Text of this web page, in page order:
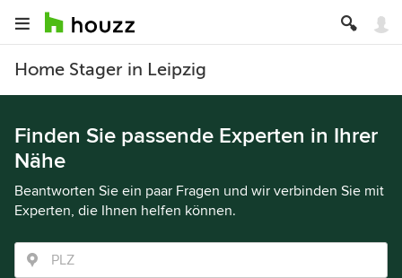
Home Stager in Leipzig
Finden Sie passende Experten in Ihrer
Nähe
Beantworten Sie ein paar Fragen und wir verbinden Sie mit
Experten, die Ihnen helfen können.